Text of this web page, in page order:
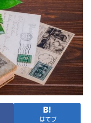
はてブ